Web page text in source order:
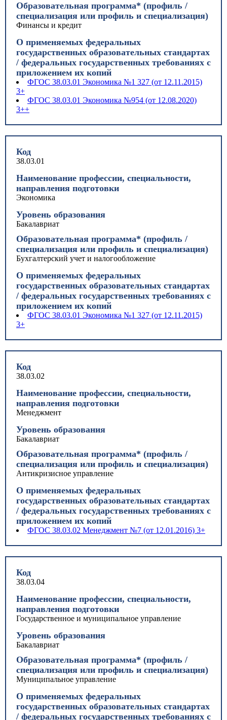
Образовательная программа* (профиль /
специализация или профиль и специализация)
Финансы и кредит
О применяемых федеральных
государственных образовательных стандартах
/ федеральных государственных требованиях с
приложением их копий
ФГОС 38.03.01 Экономика №1 327 (от 12.11.2015)
3+
ФГОС 38.03.01 Экономика №954 (от 12.08.2020)
3++
Код
38.03.01
Наименование профессии, специальности,
направления подготовки
Экономика
Уровень образования
Бакалавриат
Образовательная программа* (профиль /
специализация или профиль и специализация)
Бухгалтерский учет и налогообложение
О применяемых федеральных
государственных образовательных стандартах
/ федеральных государственных требованиях с
приложением их копий
ФГОС 38.03.01 Экономика №1 327 (от 12.11.2015)
3+
Код
38.03.02
Наименование профессии, специальности,
направления подготовки
Менеджмент
Уровень образования
Бакалавриат
Образовательная программа* (профиль /
специализация или профиль и специализация)
Антикризисное управление
О применяемых федеральных
государственных образовательных стандартах
/ федеральных государственных требованиях с
приложением их копий
ФГОС 38.03.02 Менеджмент №7 (от 12.01.2016) 3+
Код
38.03.04
Наименование профессии, специальности,
направления подготовки
Государственное и муниципальное управление
Уровень образования
Бакалавриат
Образовательная программа* (профиль /
специализация или профиль и специализация)
Муниципальное управление
О применяемых федеральных
государственных образовательных стандартах
/ федеральных государственных требованиях с